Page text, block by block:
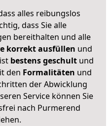
alles reibungslos
dass Sie alle
bereithalten und alle
korrekt ausfüllen und
bestens geschult und
den Formalitäten und
der Abwicklung
Service können Sie
nach Purmerend